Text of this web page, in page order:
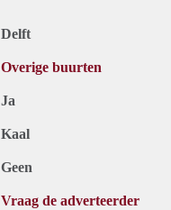
Delft
Overige buurten
Ja
Kaal
Geen
Vraag de adverteerder